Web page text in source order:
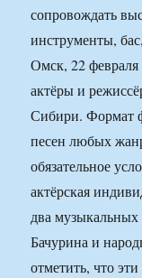
сопровождать
инструменты,
Омск, 22
актёры и
Сибири. Формат
песен любых
обязательное
актёрская
два
Бачурина и
отметить, что